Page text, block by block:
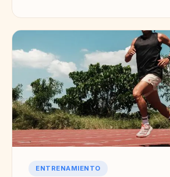
ENTRENAMIENTO